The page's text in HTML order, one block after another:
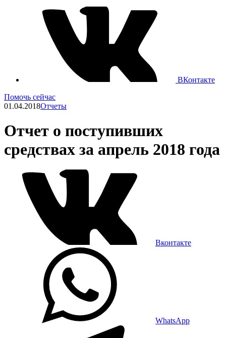
ВКонтакте
Помочь сейчас
01.04.2018Отчеты
Отчет о поступивших
средствах за апрель 2018 года
Вконтакте
WhatsApp